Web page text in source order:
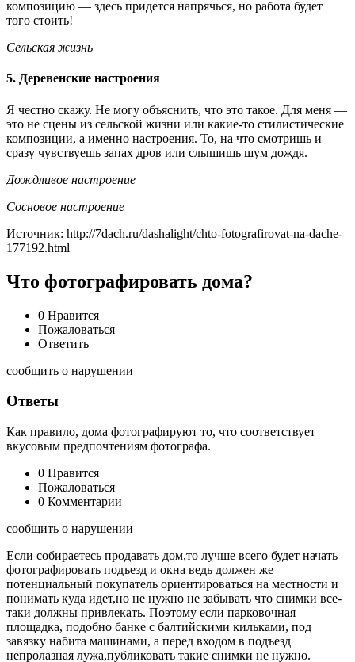
композицию — здесь придется напрячься, но работа будет
того стоить!
Сельская жизнь
5. Деревенские настроения
Я честно скажу. Не могу объяснить, что это такое. Для меня —
это не сцены из сельской жизни или какие-то стилистические
композиции, а именно настроения. То, на что смотришь и
сразу чувствуешь запах дров или слышишь шум дождя.
Дождливое настроение
Сосновое настроение
Источник: http://7dach.ru/dashalight/chto-fotografirovat-na-dache-
177192.html
Что фотографировать дома?
0 Нравится
Пожаловаться
Ответить
сообщить о нарушении
Ответы
Как правило, дома фотографируют то, что соответствует
вкусовым предпочтениям фотографа.
0 Нравится
Пожаловаться
0 Комментарии
сообщить о нарушении
Если собираетесь продавать дом,то лучше всего будет начать
фотографировать подъезд и окна ведь должен же
потенциальный покупатель ориентироваться на местности и
понимать куда идет,но не нужно не забывать что снимки все-
таки должны привлекать. Поэтому если парковочная
площадка, подобно банке с балтийскими кильками, под
завязку набита машинами, а перед входом в подъезд
непролазная лужа,публиковать такие снимки не нужно.